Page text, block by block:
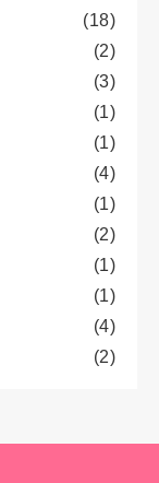
(18)
(2)
(3)
(1)
(1)
(4)
(1)
(2)
(1)
(1)
(4)
(2)